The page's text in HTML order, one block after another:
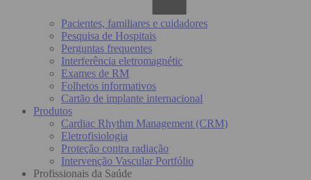
Pacientes, familiares e cuidadores
Pesquisa de Hospitais
Perguntas frequentes
Interferência eletromagnétic
Exames de RM
Folhetos informativos
Cartão de implante internacional
Produtos
Cardiac Rhythm Management (CRM)
Eletrofisiologia
Proteção contra radiação
Intervenção Vascular Portfólio
Profissionais da Saúde